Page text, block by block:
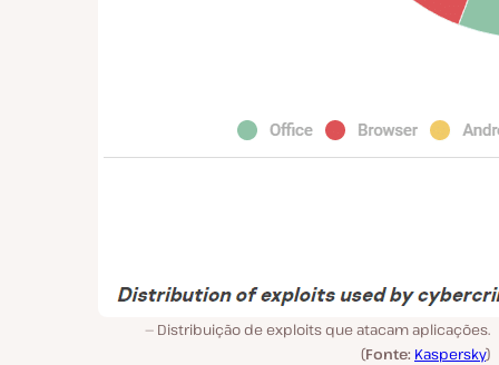
Distribuição de exploits que atacam aplicações.
(Fonte: Kaspersky)